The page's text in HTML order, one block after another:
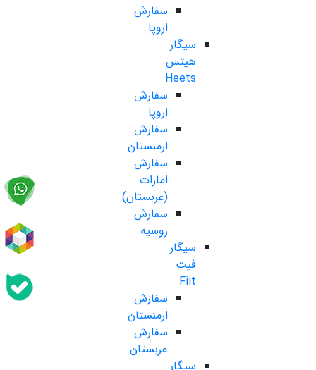
سفارش
اروپا
سیگار
هیتس
Heets
سفارش
اروپا
سفارش
ارمنستان
سفارش
امارات
(عربستان)
سفارش
روسیه
سیگار
فیت
Fiit
سفارش
ارمنستان
سفارش
عربستان
سیگار